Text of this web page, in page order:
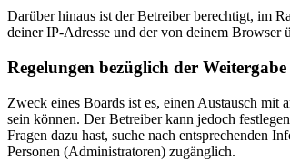
Darüber hinaus ist der Betreiber berechtigt, im
deiner IP-Adresse und der von deinem
Regelungen bezüglich der
Zweck eines Boards ist es, einen Austausch mit
sein können. Der Betreiber kann jedoch
Fragen dazu hast, suche nach entsprechenden
Personen (Administratoren) zugänglich.